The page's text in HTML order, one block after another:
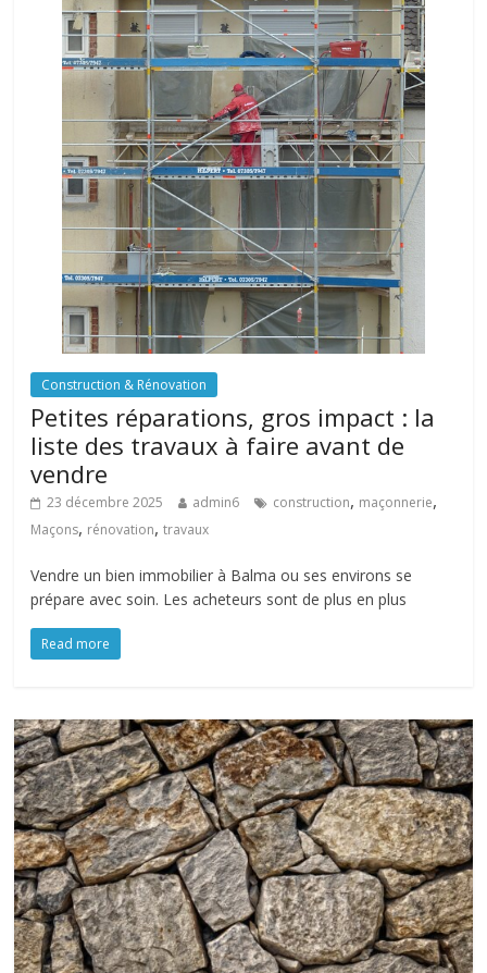
Construction & Rénovation
Petites réparations, gros impact : la
liste des travaux à faire avant de
vendre
23 décembre 2025 admin6 construction, maçonnerie,
Maçons, rénovation,travaux
Vendre un bien immobilier à Balma ou ses environs se
prépare avec soin. Les acheteurs sont de plus en plus
Read more